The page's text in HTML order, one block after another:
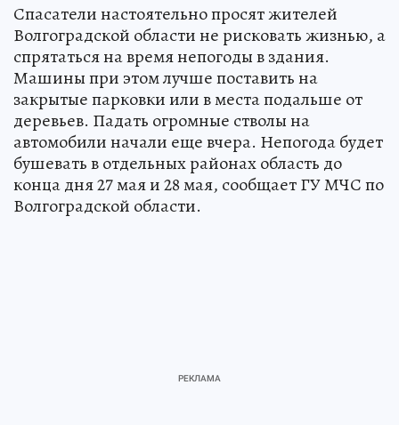
Спасатели настоятельно просят жителей
Волгоградской области не рисковать жизнью, а
спрятаться на время непогоды в здания.
Машины при этом лучше поставить на
закрытые парковки или в места подальше от
деревьев. Падать огромные стволы на
автомобили начали еще вчера. Непогода будет
бушевать в отдельных районах область до
конца дня 27 мая и 28 мая, сообщает ГУ МЧС по
Волгоградской области.